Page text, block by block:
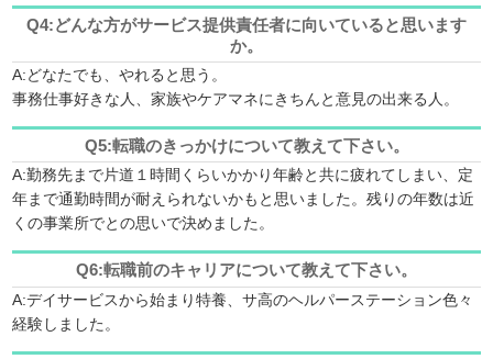
Q4:どんな方がサービス提供責任者に向いていると思います
か。
A:どなたでも、やれると思う。
事務仕事好きな人、家族やケアマネにきちんと意見の出来る人。
Q5:転職のきっかけについて教えて下さい。
A:勤務先まで片道１時間くらいかかり年齢と共に疲れてしまい、定
年まで通勤時間が耐えられないかもと思いました。残りの年数は近
くの事業所でとの思いで決めました。
Q6:転職前のキャリアについて教えて下さい。
A:デイサービスから始まり特養、サ高のヘルパーステーション色々
経験しました。